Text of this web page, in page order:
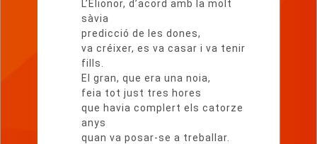
L’Elionor, d’acord amb la molt
sàvia
predicció de les dones,
va créixer, es va casar i va tenir
fills.
El gran, que era una noia,
feia tot just tres hores
que havia complert els catorze
anys
quan va posar-se a treballar.